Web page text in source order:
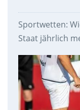
Sportwetten:
Staat jährlich